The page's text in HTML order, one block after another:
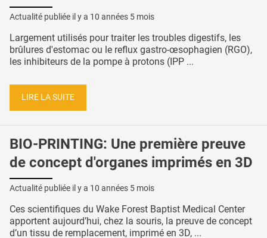
Actualité publiée il y a 10 années 5 mois
Largement utilisés pour traiter les troubles digestifs, les
brûlures d'estomac ou le reflux gastro-œsophagien (RGO),
les inhibiteurs de la pompe à protons (IPP ...
LIRE LA SUITE
BIO-PRINTING: Une première preuve
de concept d'organes imprimés en 3D
Actualité publiée il y a 10 années 5 mois
Ces scientifiques du Wake Forest Baptist Medical Center
apportent aujourd’hui, chez la souris, la preuve de concept
d’un tissu de remplacement, imprimé en 3D, ...